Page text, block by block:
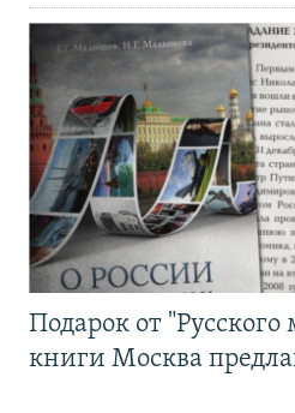
Подарок от
книги Москва